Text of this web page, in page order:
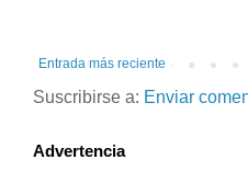
Entrada más reciente
Suscribirse a: Enviar
Advertencia